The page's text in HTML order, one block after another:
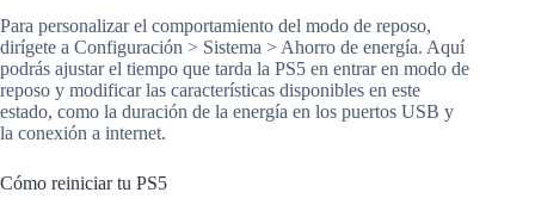
Para personalizar el comportamiento del modo de reposo,
dirígete a Configuración > Sistema > Ahorro de energía. Aquí
podrás ajustar el tiempo que tarda la PS5 en entrar en modo de
reposo y modificar las características disponibles en este
estado, como la duración de la energía en los puertos USB y
la conexión a internet.
Cómo reiniciar tu PS5